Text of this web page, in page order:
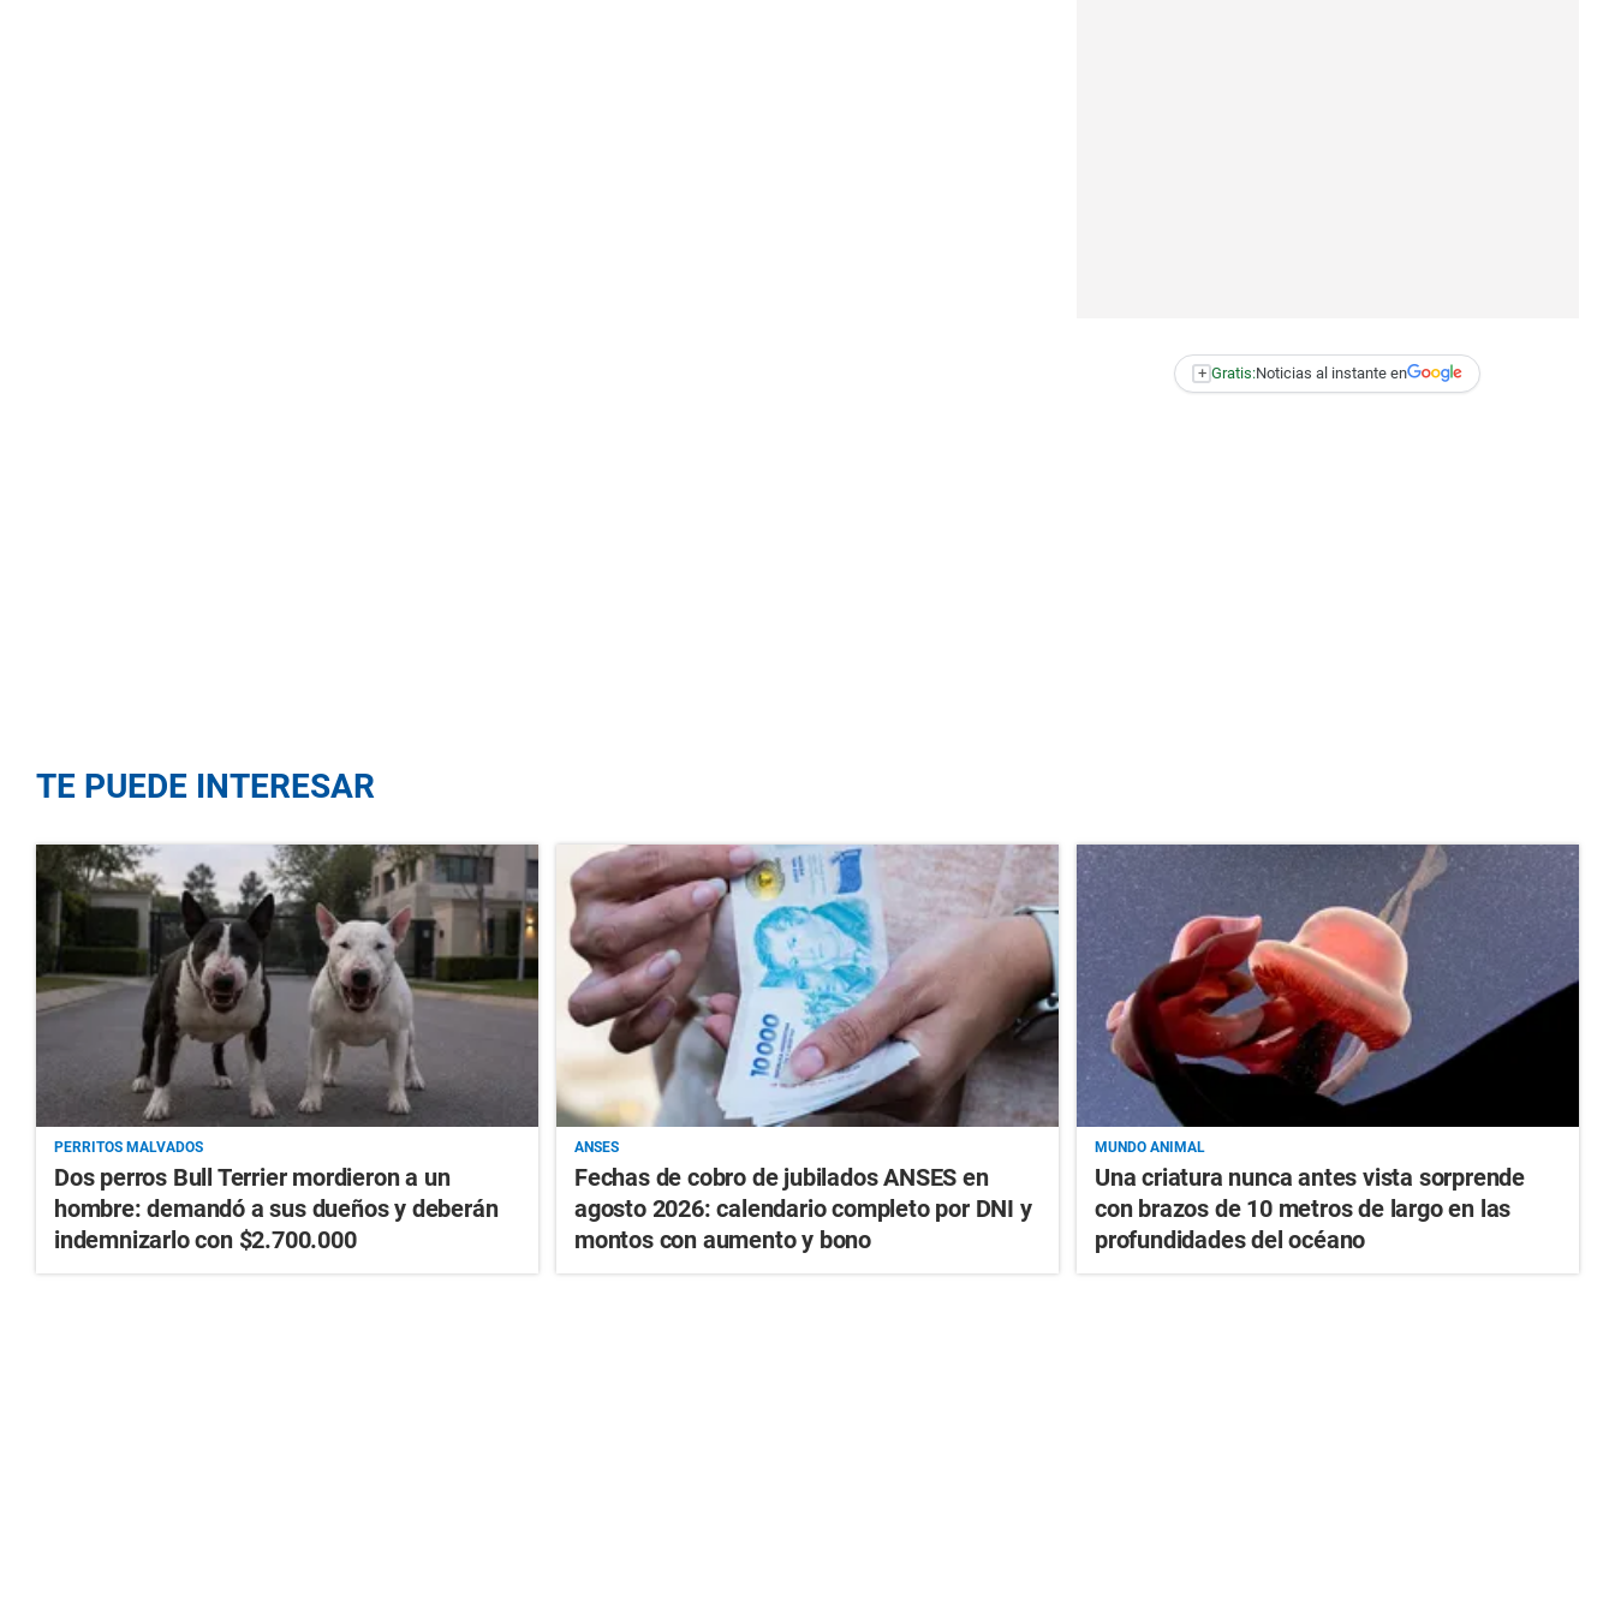
+ Gratis:Noticias al instante en
TE PUEDE INTERESAR
PERRITOS MALVADOS
Dos perros Bull Terrier mordieron a un
hombre: demandó a sus dueños y deberán
indemnizarlo con $2.700.000
ANSES
Fechas de cobro de jubilados ANSES en
agosto 2026: calendario completo por DNI y
montos con aumento y bono
MUNDO ANIMAL
Una criatura nunca antes vista sorprende
con brazos de 10 metros de largo en las
profundidades del océano